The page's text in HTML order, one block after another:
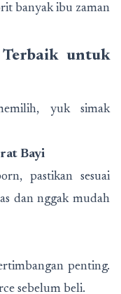
banyak ibu zaman
untuk
yuk simak
Bayi
pastikan sesuai
dan nggak mudah
penting.
sebelum beli.